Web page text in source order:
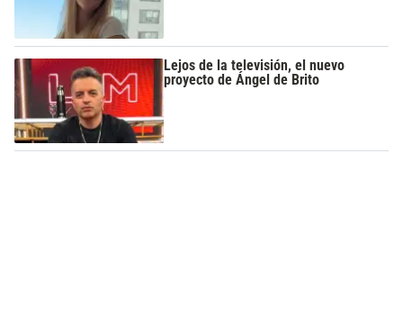
Lejos de la televisión, el nuevo
proyecto de Ángel de Brito